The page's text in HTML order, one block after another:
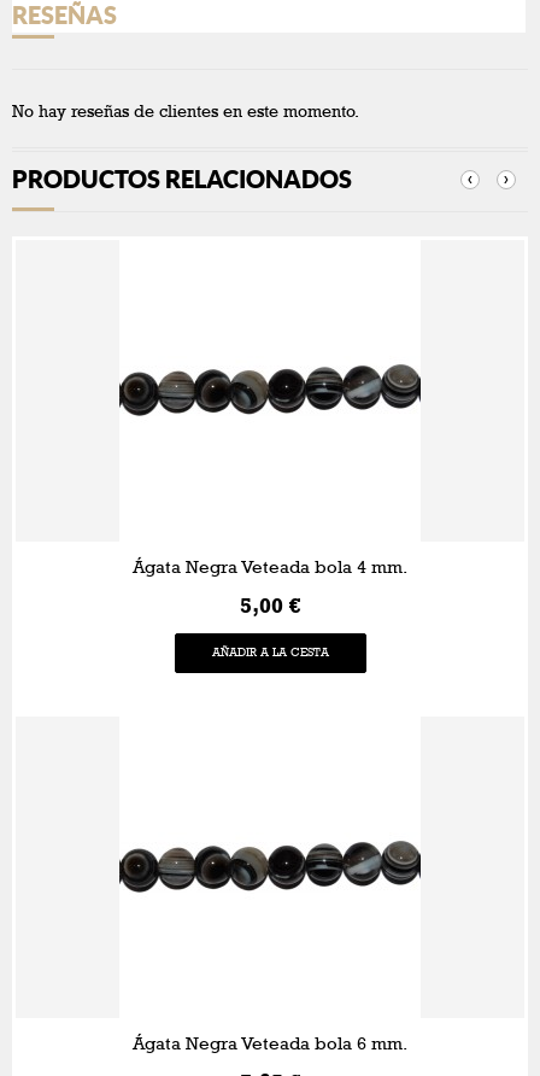
RESEÑAS
No hay reseñas de clientes en este momento.
PRODUCTOS RELACIONADOS ‹ ›
Ágata Negra Veteada bola 4 mm.
5,00 €
AÑADIR A LA CESTA
Ágata Negra Veteada bola 6 mm.